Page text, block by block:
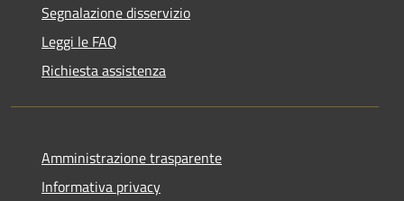
Segnalazione disservizio
Leggi le FAQ
Richiesta assistenza
Amministrazione trasparente
Informativa privacy